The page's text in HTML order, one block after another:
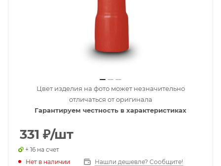
Цвет изделия на фото может незначительно
отличаться от оригинала
Гарантируем честность в характеристиках
331 ₽/шт
+ 16 на счет
Нет в наличии
Нашли дешевле? Сообщите!